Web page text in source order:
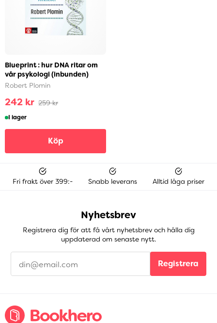
Blueprint : hur DNA ritar om
vår psykologi (inbunden)
Robert Plomin
242 kr 259 kr
I lager
Köp
Fri frakt över 399:- Snabb leverans Alltid låga priser
Nyhetsbrev
Registrera dig för att få vårt nyhetsbrev och hålla dig
uppdaterad om senaste nytt.
Registrera